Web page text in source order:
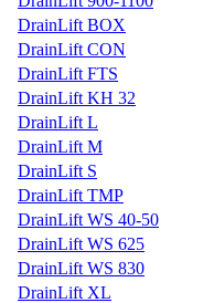
DrainLift BOX
DrainLift CON
DrainLift FTS
DrainLift KH 32
DrainLift L
DrainLift M
DrainLift S
DrainLift TMP
DrainLift WS 40-50
DrainLift WS 625
DrainLift WS 830
DrainLift XL